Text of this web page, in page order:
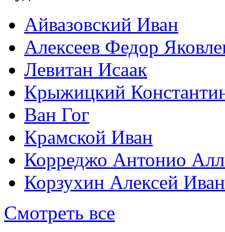
Айвазовский Иван
Алексеев Федор
Левитан Исаак
Крыжицкий
Ван Гог
Крамской Иван
Корреджо Антонио
Корзухин Алексей
Смотреть все